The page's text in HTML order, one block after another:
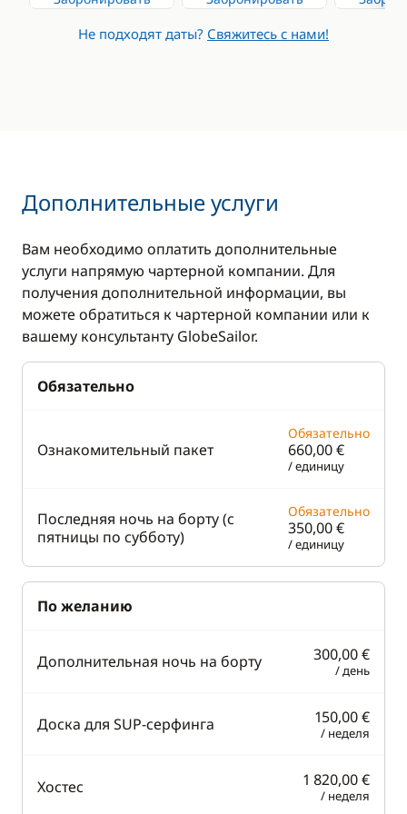
Микроволновая
CD-плеер
Барбекю
Не подходят даты? Свяжитесь с нами!
Дополнительные услуги
Вам необходимо оплатить дополнительные
услуги напрямую чартерной компании. Для
получения дополнительной информации, вы
можете обратиться к чартерной компании или к
вашему консультанту GlobeSailor.
Обязательно
Ознакомительный пакет
Обязательно
660,00 €
/ единицу
Последняя ночь на борту (с
пятницы по субботу)
Обязательно
350,00 €
/ единицу
По желанию
Дополнительная ночь на борту 300,00 €
/ день
Доска для SUP-серфинга 150,00 €
/ неделя
Хостес 1 820,00 €
/ неделя